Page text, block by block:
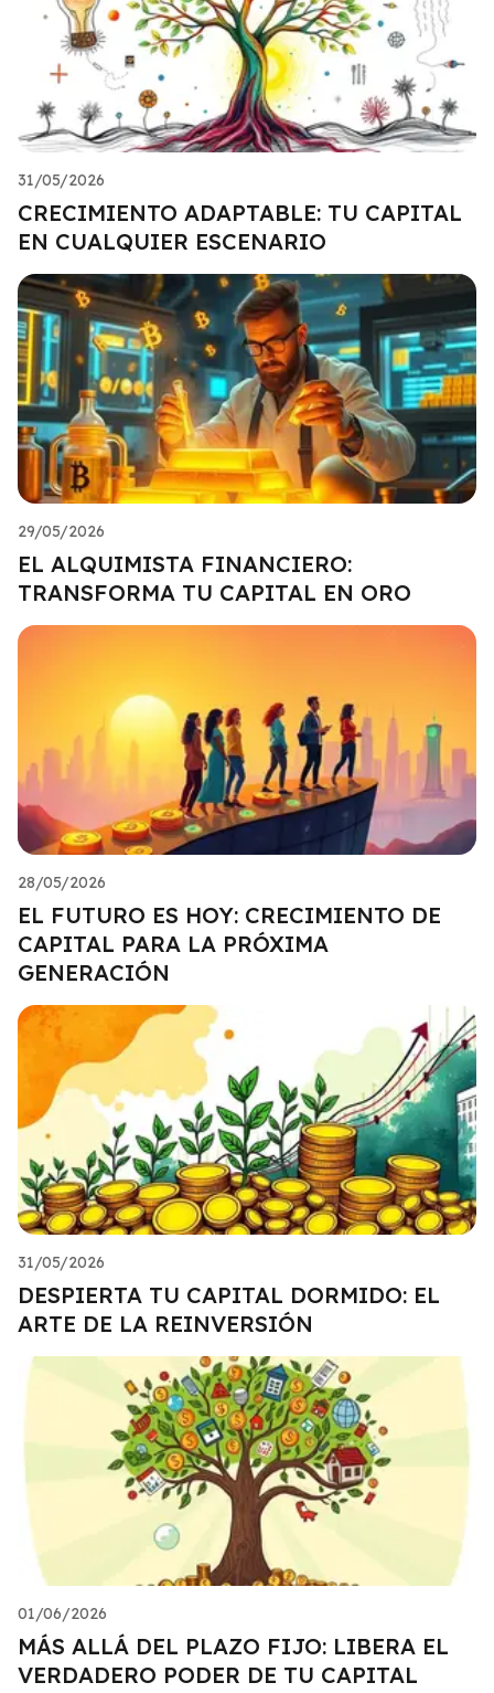
31/05/2026
CRECIMIENTO ADAPTABLE: TU CAPITAL
EN CUALQUIER ESCENARIO
29/05/2026
EL ALQUIMISTA FINANCIERO:
TRANSFORMA TU CAPITAL EN ORO
28/05/2026
EL FUTURO ES HOY: CRECIMIENTO DE
CAPITAL PARA LA PRÓXIMA
GENERACIÓN
31/05/2026
DESPIERTA TU CAPITAL DORMIDO: EL
ARTE DE LA REINVERSIÓN
01/06/2026
MÁS ALLÁ DEL PLAZO FIJO: LIBERA EL
VERDADERO PODER DE TU CAPITAL